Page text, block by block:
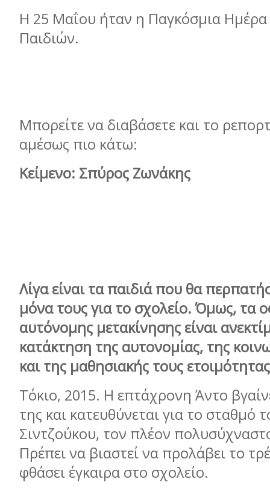
Η 25 Μαΐου ήταν η Παγκόσμια
Παιδιών.
Μπορείτε να διαβάσετε και το
αμέσως πιο κάτω:
Κείμενο: Σπύρος Ζωνάκης
Λίγα είναι τα παιδιά που θα
μόνα τους για το σχολείο. Όμως, τα
αυτόνομης μετακίνησης είναι
κατάκτηση της αυτονομίας, της
και της μαθησιακής τους
Τόκιο, 2015. Η επτάχρονη Άντο
της και κατευθύνεται για το σταθμό
Σιντζούκου, τον πλέον
Πρέπει να βιαστεί να προλάβει το
φθάσει έγκαιρα στο σχολείο.